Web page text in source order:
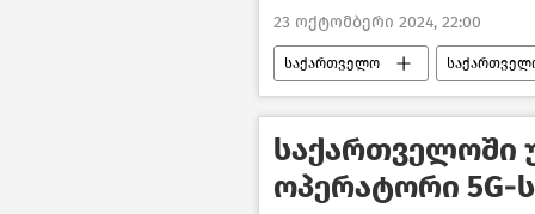
23 ოქტომბერი 2024, 22:00
საქართველო
საზოგადოება ახალი
საქართველოში
ოპერატორი 5G-